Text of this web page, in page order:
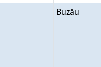
Buzău